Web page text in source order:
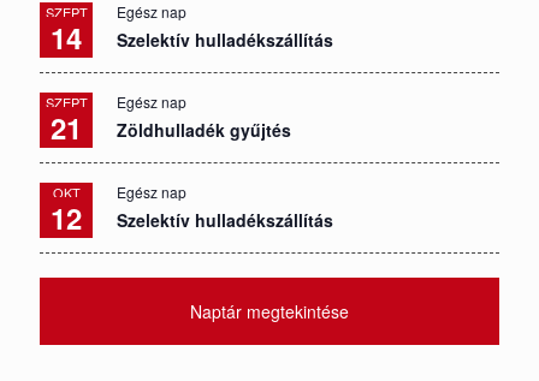
SZEPT
14
Egész nap
Szelektív hulladékszállítás
SZEPT
21
Egész nap
Zöldhulladék gyűjtés
OKT
12
Egész nap
Szelektív hulladékszállítás
Naptár megtekintése